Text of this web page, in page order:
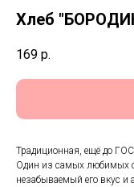
Хлеб
169 р.
Традиционная, ещё до
Один из самых любимых
незабываемый его вкус и